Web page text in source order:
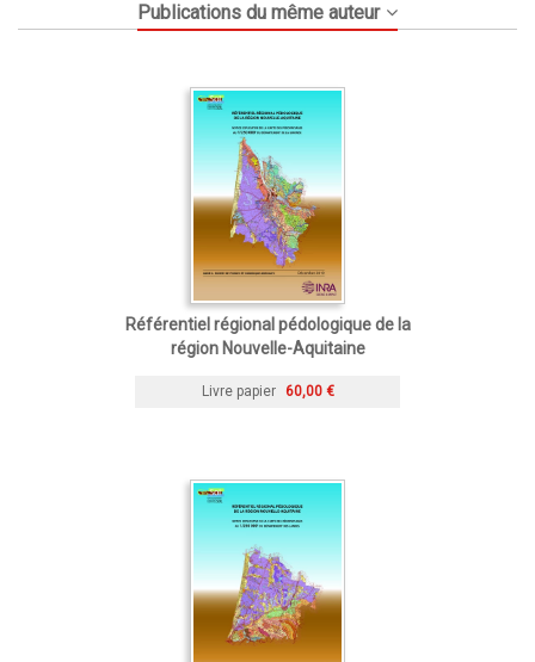
Publications du même auteur
Référentiel régional pédologique de la
région Nouvelle-Aquitaine
Livre papier 60,00 €